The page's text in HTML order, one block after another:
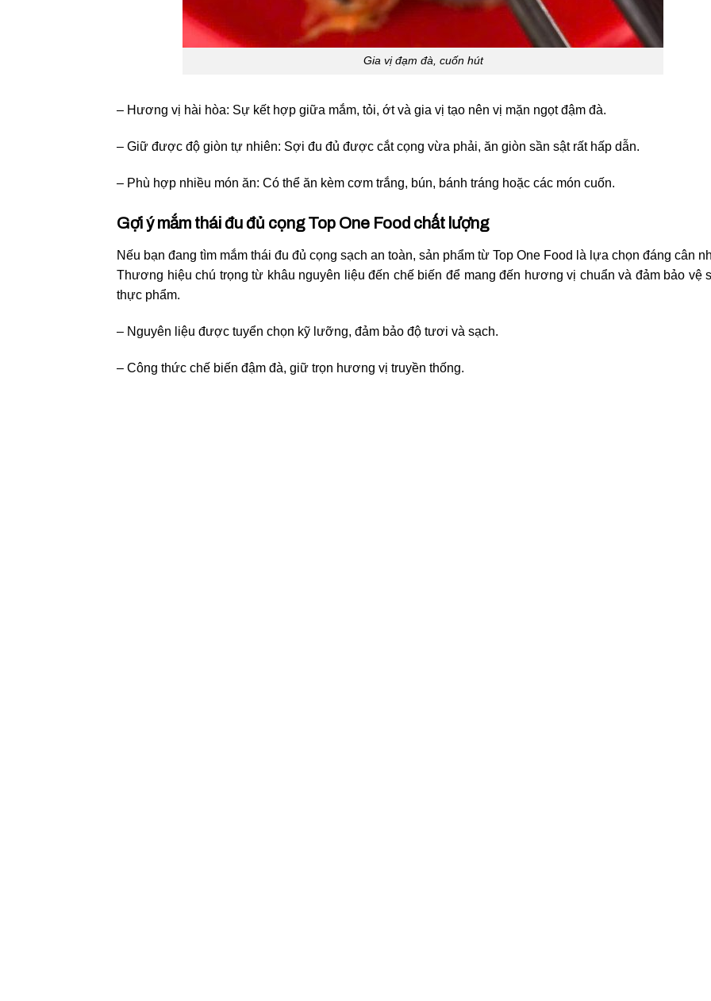
Gia vị đạm đà, cuốn hút
– Hương vị hài hòa: Sự kết hợp giữa mắm, tỏi, ớt và gia vị tạo nên vị mặn ngọt đậm đà.
– Giữ được độ giòn tự nhiên: Sợi đu đủ được cắt cọng vừa phải, ăn giòn sần sật rất hấp dẫn.
– Phù hợp nhiều món ăn: Có thể ăn kèm cơm trắng, bún, bánh tráng hoặc các món cuốn.
Gợi ý mắm thái đu đủ cọng Top One Food chất lượng
Nếu bạn đang tìm mắm thái đu đủ cọng sạch an toàn, sản phẩm từ Top One Food là lựa chọn đáng cân
Thương hiệu chú trọng từ khâu nguyên liệu đến chế biến để mang đến hương vị chuẩn và đảm bảo vệ
thực phẩm.
– Nguyên liệu được tuyển chọn kỹ lưỡng, đảm bảo độ tươi và sạch.
– Công thức chế biến đậm đà, giữ trọn hương vị truyền thống.